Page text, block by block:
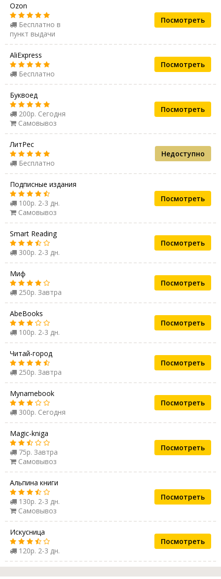
Ozon
Бесплатно в
пункт выдачи
Посмотреть
AliExpress
Бесплатно
Посмотреть
Буквоед
200р. Сегодня
Самовывоз
Посмотреть
ЛитРес
Бесплатно
Недоступно
Подписные издания
100р. 2-3 дн.
Самовывоз
Посмотреть
Smart Reading
300р. 2-3 дн.
Посмотреть
Миф
250р. Завтра
Посмотреть
AbeBooks
100р. 2-3 дн.
Посмотреть
Читай-город
250р. Завтра
Посмотреть
Mynamebook
300р. Сегодня
Посмотреть
Magic-kniga
75р. Завтра
Самовывоз
Посмотреть
Альпина книги
130р. 2-3 дн.
Самовывоз
Посмотреть
Искусница
120р. 2-3 дн.
Посмотреть